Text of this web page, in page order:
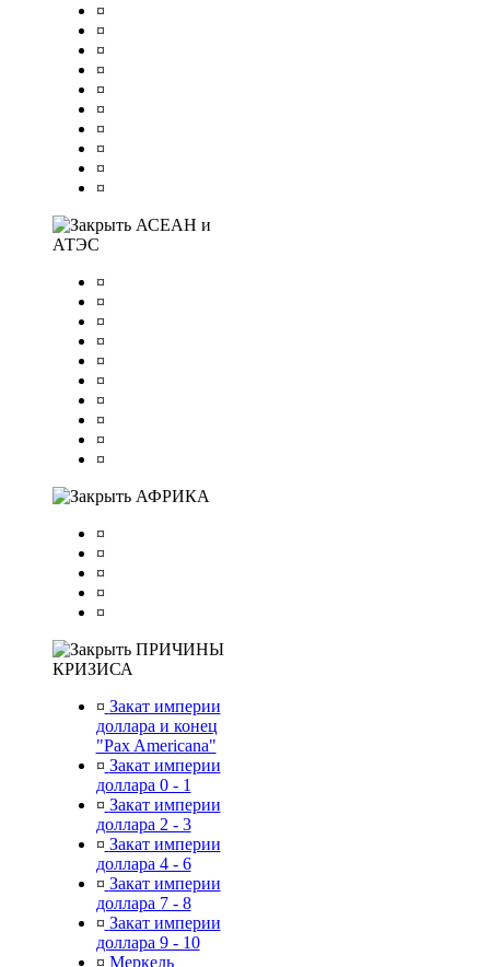
¤
¤
¤
¤
¤
¤
¤
¤
¤
¤
АСЕАН и
АТЭС
¤
¤
¤
¤
¤
¤
¤
¤
¤
¤
АФРИКА
¤
¤
¤
¤
¤
ПРИЧИНЫ
КРИЗИСА
¤ Закат империи
доллара и конец
"Pax Americana"
¤ Закат империи
доллара 0 - 1
¤ Закат империи
доллара 2 - 3
¤ Закат империи
доллара 4 - 6
¤ Закат империи
доллара 7 - 8
¤ Закат империи
доллара 9 - 10
¤ Меркель